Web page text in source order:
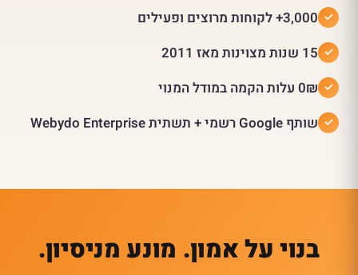
3,000+ לקוחות מרוצים ופעילים
15 שנות מצוינות מאז 2011
0₪ עלות הקמה במודל המנוי
שותף Google רשמי + תשתית Webydo Enterprise
בנוי על אמון. מונע מניסיון.